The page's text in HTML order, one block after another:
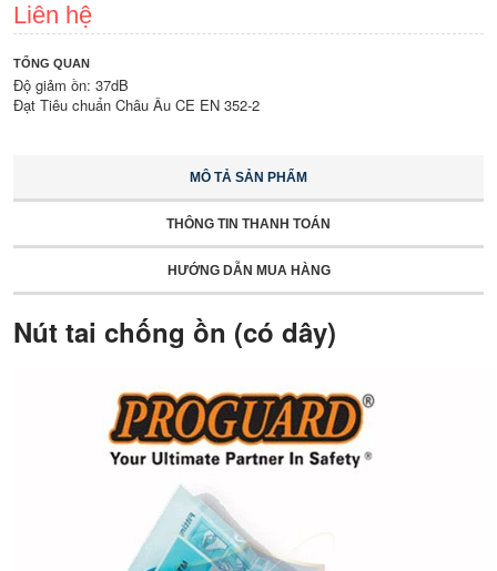
Liên hệ
TỔNG QUAN
Độ giảm ồn: 37dB
Đạt Tiêu chuẩn Châu Âu CE EN 352-2
MÔ TẢ SẢN PHẨM
THÔNG TIN THANH TOÁN
HƯỚNG DẪN MUA HÀNG
Nút tai chống ồn (có dây)